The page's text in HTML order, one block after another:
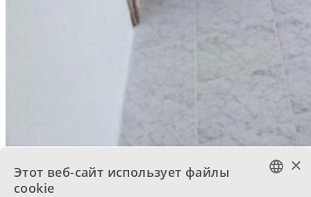
×
Этот веб-сайт использует файлы
cookie